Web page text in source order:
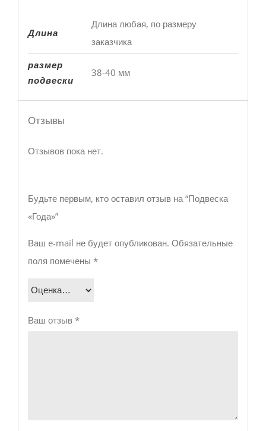
Длина
Длина любая, по размеру
заказчика
размер
подвески
38-40 мм
Отзывы
Отзывов пока нет.
Будьте первым, кто оставил отзыв на “Подвеска
«Года»”
Ваш e-mail не будет опубликован. Обязательные
поля помечены *
Ваш отзыв *